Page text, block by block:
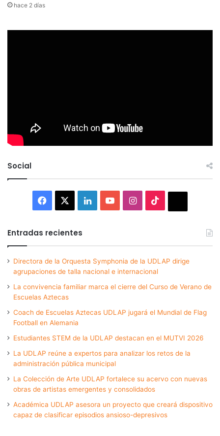
hace 2 días
Social
Facebook LinkedInYouTubeInstagram
Entradas recientes
Directora de la Orquesta Symphonia de la UDLAP dirige
agrupaciones de talla nacional e internacional
La convivencia familiar marca el cierre del Curso de Verano de
Escuelas Aztecas
Coach de Escuelas Aztecas UDLAP jugará el Mundial de Flag
Football en Alemania
Estudiantes STEM de la UDLAP destacan en el MUTVI 2026
La UDLAP reúne a expertos para analizar los retos de la
administración pública municipal
La Colección de Arte UDLAP fortalece su acervo con nuevas
obras de artistas emergentes y consolidados
Académica UDLAP asesora un proyecto que creará dispositivo
capaz de clasificar episodios ansioso-depresivos